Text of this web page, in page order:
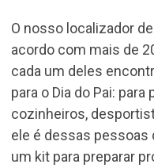
O nosso localizador
acordo com mais de
cada um deles
para o Dia do Pai:
cozinheiros,
ele é dessas pessoas
um kit para preparar